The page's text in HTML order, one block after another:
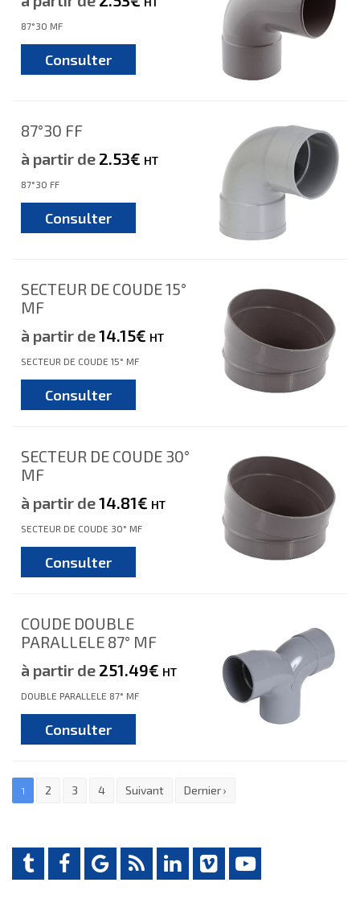
87°30 MF
Consulter
87°30 FF
à partir de 2.53€ HT
87°30 FF
Consulter
SECTEUR DE COUDE 15°
MF
à partir de14.15€ HT
SECTEUR DE COUDE 15° MF
Consulter
SECTEUR DE COUDE 30°
MF
à partir de14.81€ HT
SECTEUR DE COUDE 30° MF
Consulter
COUDE DOUBLE
PARALLELE 87° MF
à partir de 251.49€ HT
DOUBLE PARALLELE 87° MF
Consulter
1 2 3 4 Suivant Dernier ›